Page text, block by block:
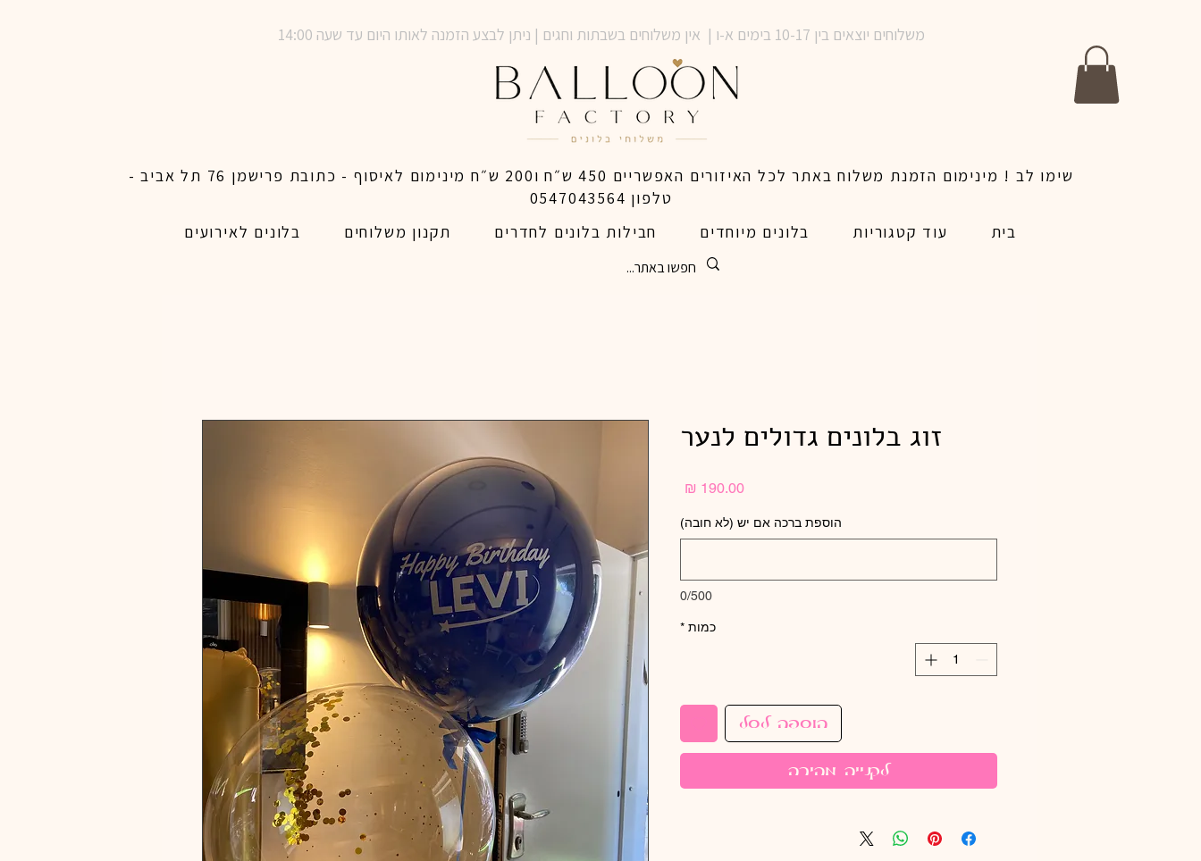
משלוחים יוצאים בין 10-17 בימים א-ו | אין משלוחים בשבתות וחגים | ניתן לבצע הזמנה לאותו היום עד שעה 14:00
שימו לב ! מינימום הזמנת משלוח באתר לכל האיזורים האפשריים 450 ש״ח ו200 ש״ח מינימום לאיסוף - כתובת פרישמן 76 תל אביב -
טלפון 0547043564
בית
עוד קטגוריות בלונים מיוחדים חבילות בלונים לחדרים תקנון משלוחים בלונים לאירועים
זוג בלונים גדולים לנער
הוספת ברכה אם יש (לא חובה)
0/500
כמות *
הוספה לסל
לקנייה מהירה